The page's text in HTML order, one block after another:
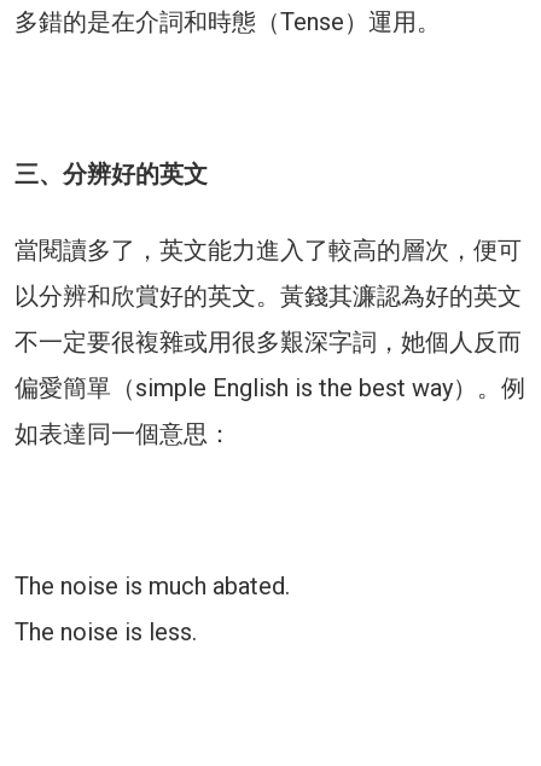
多錯的是在介詞和時態（Tense）運用。
三、分辨好的英文
當閱讀多了，英文能力進入了較高的層次，便可
以分辨和欣賞好的英文。黃錢其濂認為好的英文
不一定要很複雜或用很多艱深字詞，她個人反而
偏愛簡單（simple English is the best way）。例
如表達同一個意思：
The noise is much abated.
The noise is less.